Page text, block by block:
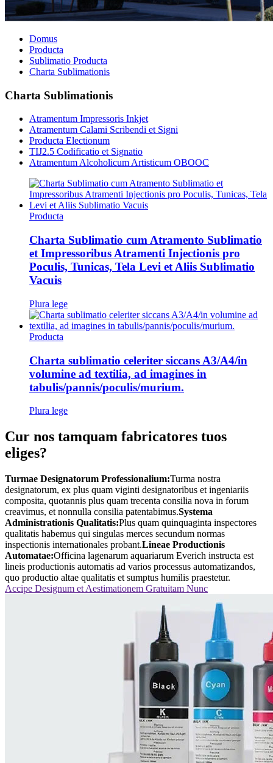
Domus
Producta
Sublimatio Producta
Charta Sublimationis
Charta Sublimationis
Atramentum Impressoris Inkjet
Atramentum Calami Scribendi et Signi
Producta Electionum
TIJ2.5 Codificatio et Signatio
Atramentum Alcoholicum Artisticum OBOOC
Producta
Charta Sublimatio cum Atramento Sublimatio
et Impressoribus Atramenti Injectionis pro
Poculis, Tunicas, Tela Levi et Aliis Sublimatio
Vacuis
Plura lege
Producta
Charta sublimatio celeriter siccans A3/A4/in
volumine ad textilia, ad imagines in
tabulis/pannis/poculis/murium.
Plura lege
Cur nos tamquam fabricatores tuos
eliges?
Turmae Designatorum Professionalium:Turma nostra
designatorum, ex plus quam viginti designatoribus et ingeniariis
composita, quotannis plus quam trecenta consilia nova in forum
creavimus, et nonnulla consilia patentabimus.Systema
Administrationis Qualitatis:Plus quam quinquaginta inspectores
qualitatis habemus qui singulas merces secundum normas
inspectionis internationales probant.Lineae Productionis
Automatae:Officina lagenarum aquariarum Everich instructa est
lineis productionis automatis ad varios processus automatizandos,
quo productio altae qualitatis et sumptus humilis praestetur.
Accipe Designum et Aestimationem Gratuitam Nunc